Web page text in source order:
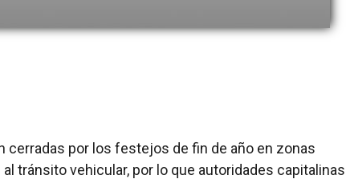
cerradas por los festejos de fin de año en zonas
tránsito vehicular, por lo que autoridades capitalinas